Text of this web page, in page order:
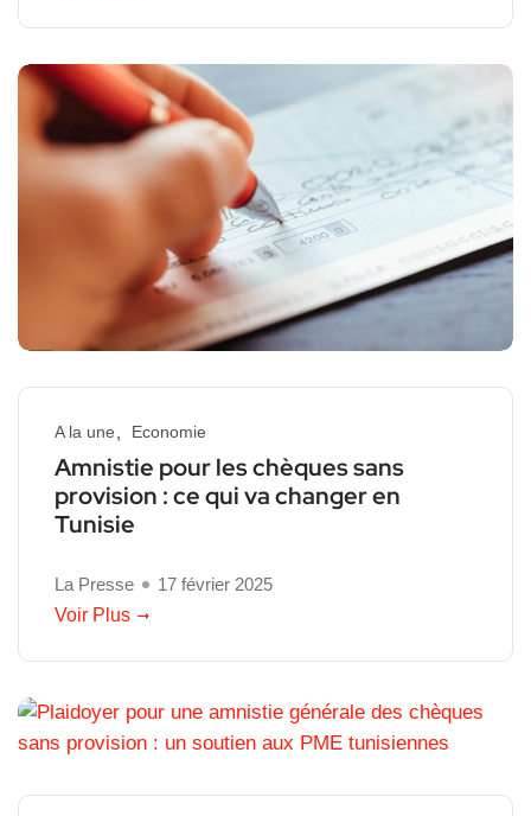
A la une Economie
Amnistie pour les chèques sans
provision : ce qui va changer en
Tunisie
La Presse
17 février 2025
Voir Plus